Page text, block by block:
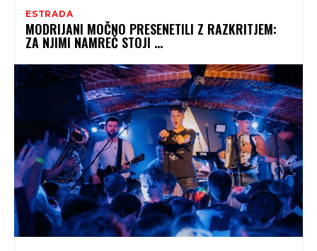
ESTRADA
MODRIJANI MOČNO PRESENETILI Z RAZKRITJEM:
ZA NJIMI NAMREČ STOJI …